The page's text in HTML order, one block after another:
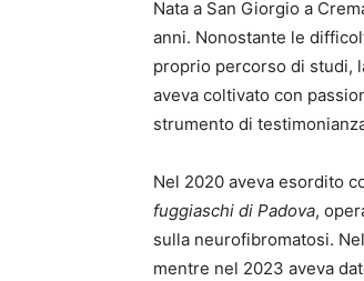
Nata a San Giorgio a
anni. Nonostante le
proprio percorso di studi,
aveva coltivato con
strumento di
Nel 2020 aveva esordito
fuggiaschi di Padova,
sulla neurofibromatosi.
mentre nel 2023 aveva